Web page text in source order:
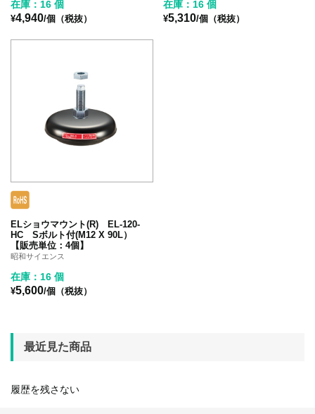
在庫：16 個
¥4,940/個（税抜）
在庫：16 個
¥5,310/個（税抜）
ELショウマウント(R) EL-120-
HC Sボルト付(M12 X 90L）
【販売単位：4個】
昭和サイエンス
在庫：16 個
¥5,600/個（税抜）
最近見た商品
履歴を残さない